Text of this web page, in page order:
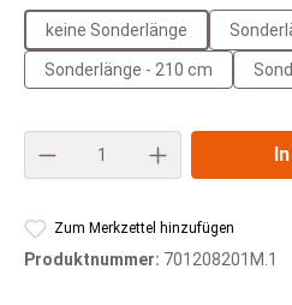
keine Sonderlänge
Sonderlänge - 210 cm
Produkt Anzahl: Gib
Zum Merkzettel hinzufügen
Produktnummer: 701208201M.1